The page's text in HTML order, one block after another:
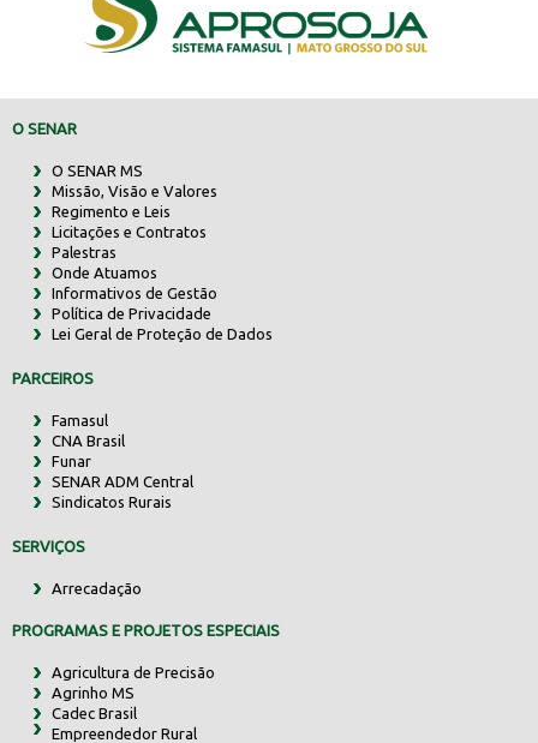
O SENAR
O SENAR MS
Missão, Visão e Valores
Regimento e Leis
Licitações e Contratos
Palestras
Onde Atuamos
Informativos de Gestão
Política de Privacidade
Lei Geral de Proteção de Dados
PARCEIROS
Famasul
CNA Brasil
Funar
SENAR ADM Central
Sindicatos Rurais
SERVIÇOS
Arrecadação
PROGRAMAS E PROJETOS ESPECIAIS
Agricultura de Precisão
Agrinho MS
Cadec Brasil
Empreendedor Rural